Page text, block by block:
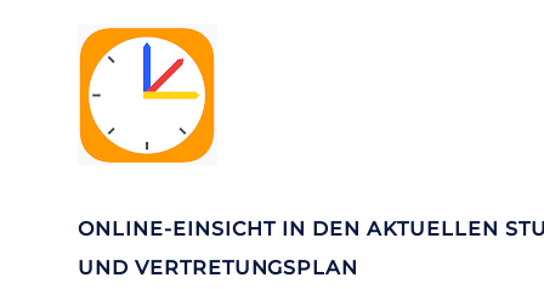
ONLINE-EINSICHT IN DEN AKTUELLEN
UND VERTRETUNGSPLAN